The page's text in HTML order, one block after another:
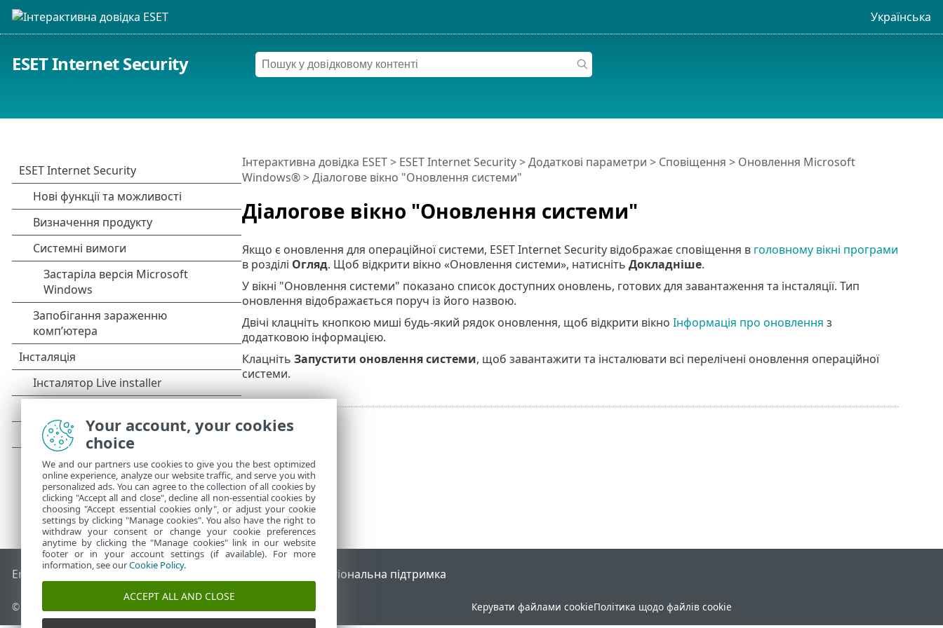
Українська
ESET Internet Security
Діалогове вікно "Оновлення системи"
Інтерактивна довідка ESET> ESET Internet Security>Додаткові параметри > Сповіщення > Оновлення Microsoft
Windows®> Діалогове вікно "Оновлення системи"
Якщо є оновлення для операційної системи, ESET Internet Security відображає сповіщення в головному вікні програми
в розділі Огляд. Щоб відкрити вікно «Оновлення системи», натисніть Докладніше.
У вікні "Оновлення системи" показано список доступних оновлень, готових для завантаження та інсталяції. Тип
оновлення відображається поруч із його назвою.
Двічі клацніть кнопкою миші будь-який рядок оновлення, щоб відкрити вікно Інформація про оновлення з
додатковою інформацією.
Клацніть Запустити оновлення системи, щоб завантажити та інсталювати всі перелічені оновлення операційної
системи.
End of Life База знань ESET Форум ESET Регіональна підтримка
© 1992 - 2025 ESET, spol. s r.o. - Усі права захищено. Керувати файлами cookieПолітика щодо файлів cookie
Your account, your cookies
choice
We and our partners use cookies to give you the best optimized
online experience, analyze our website traffic, and serve you with
personalized ads. You can agree to the collection of all cookies by
clicking "Accept all and close", decline all non-essential cookies by
choosing "Accept essential cookies only", or adjust your cookie
settings by clicking "Manage cookies". You also have the right to
withdraw your consent or change your cookie preferences
anytime by clicking the "Manage cookies" link in our website
footer or in your account settings (if available). For more
information, see ourCookie Policy.
ACCEPT ALL AND CLOSE